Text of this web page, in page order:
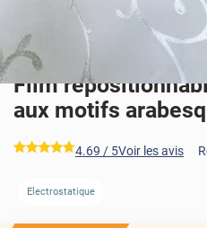
Film
aux motifs
*****
4.69 / 5Voir les avis
Electrostatique